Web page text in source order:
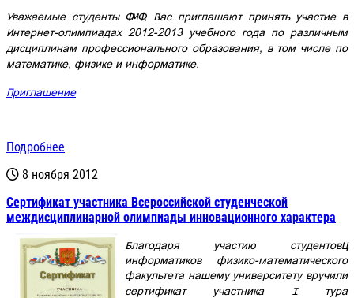
Уважаемые студенты ФМФ, Вас приглашают принять участие в
Интернет-олимпиадах 2012-2013 учебного года по различным
дисциплинам профессионального образования, в том числе по
математике, физике и информатике.
Приглашение
Подробнее
8 ноября 2012
Cертификат участника Всероссийской студенческой
междисциплинарной олимпиады инновационного характера
Благодаря участию студентов–
информатиков физико-математического
факультета нашему университету вручили
сертификат участника
Iтура